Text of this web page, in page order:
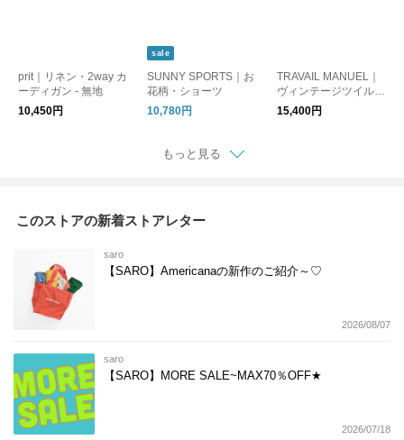
prit｜リネン・2way カ
ーディガン - 無地
10,450円
sale
SUNNY SPORTS｜お
花柄・ショーツ
10,780円
TRAVAIL MANUEL｜
ヴィンテージツイル・
4タックジョッパーズ
15,400円
もっと見る
このストアの新着ストアレター
saro
【SARO】Americanaの新作のご紹介～♡
2026/08/07
saro
【SARO】MORE SALE~MAX70％OFF★
2026/07/18